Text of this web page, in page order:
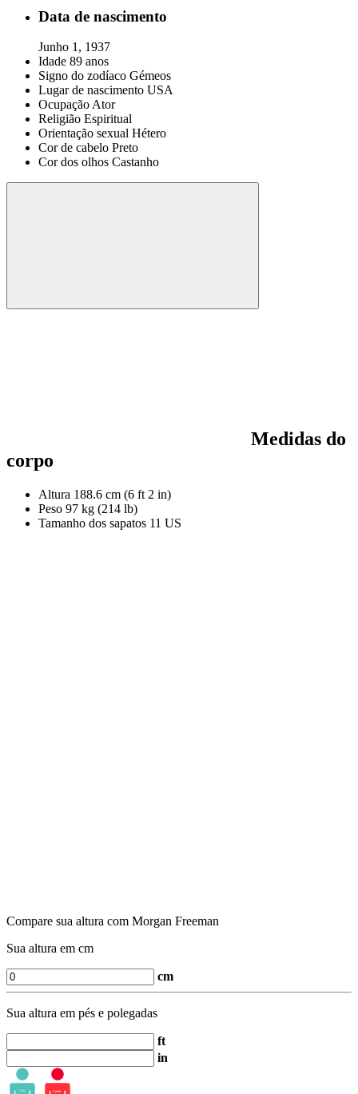
Data de nascimento
Junho 1, 1937
Idade 89 anos
Signo do zodíaco Gémeos
Lugar de nascimento USA
OcupaçãoAtor
Religião Espiritual
Orientação sexual Hétero
Cor de cabelo Preto
Cor dos olhos Castanho
Medidas do
corpo
Altura 188.6 cm (6 ft 2 in)
Peso 97 kg (214 lb)
Tamanho dos sapatos 11 US
Compare sua altura com Morgan Freeman
Sua altura em cm
cm
Sua altura em pés e polegadas
ft
in